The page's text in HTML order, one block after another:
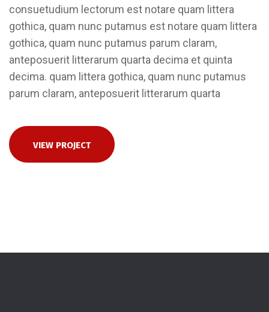
consuetudium lectorum est notare quam littera
gothica, quam nunc putamus est notare quam littera
gothica, quam nunc putamus parum claram,
anteposuerit litterarum quarta decima et quinta
decima. quam littera gothica, quam nunc putamus
parum claram, anteposuerit litterarum quarta
VIEW PROJECT